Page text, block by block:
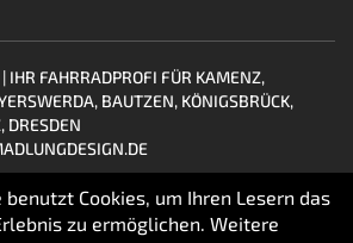
IHR FAHRRADPROFI FÜR KAMENZ,
BAUTZEN, KÖNIGSBRÜCK,
DRESDEN
Cookies, um Ihren Lesern das
zu ermöglichen. Weitere